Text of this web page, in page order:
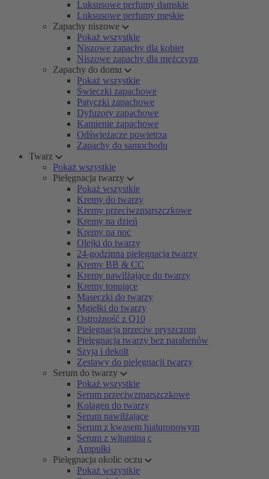
Luksusowe perfumy damskie
Luksusowe perfumy męskie
Zapachy niszowe
Pokaż wszystkie
Niszowe zapachy dla kobiet
Niszowe zapachy dla mężczyzn
Zapachy do domu
Pokaż wszystkie
Świeczki zapachowe
Patyczki zapachowe
Dyfuzory zapachowe
Kamienie zapachowe
Odświeżacze powietrza
Zapachy do samochodu
Twarz
Pokaż wszystkie
Pielęgnacja twarzy
Pokaż wszystkie
Kremy do twarzy
Kremy przeciwzmarszczkowe
Kremy na dzień
Kremy na noc
Olejki do twarzy
24-godzinna pielęgnacja twarzy
Kremy BB & CC
Kremy nawilżające do twarzy
Kremy tonujące
Maseczki do twarzy
Mgiełki do twarzy
Ostrożność z Q10
Pielęgnacja przeciw pryszczom
Pielęgnacja twarzy bez parabenów
Szyja i dekolt
Zestawy do pielęgnacji twarzy
Serum do twarzy
Pokaż wszystkie
Serum przeciwzmarszczkowe
Kolagen do twarzy
Serum nawilżające
Serum z kwasem hialuronowym
Serum z witaminą c
Ampułki
Pielęgnacja okolic oczu
Pokaż wszystkie